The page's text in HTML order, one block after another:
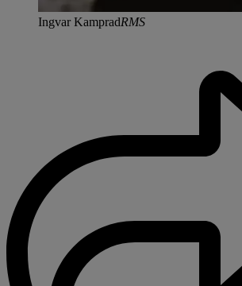
Ingvar KampradRMS